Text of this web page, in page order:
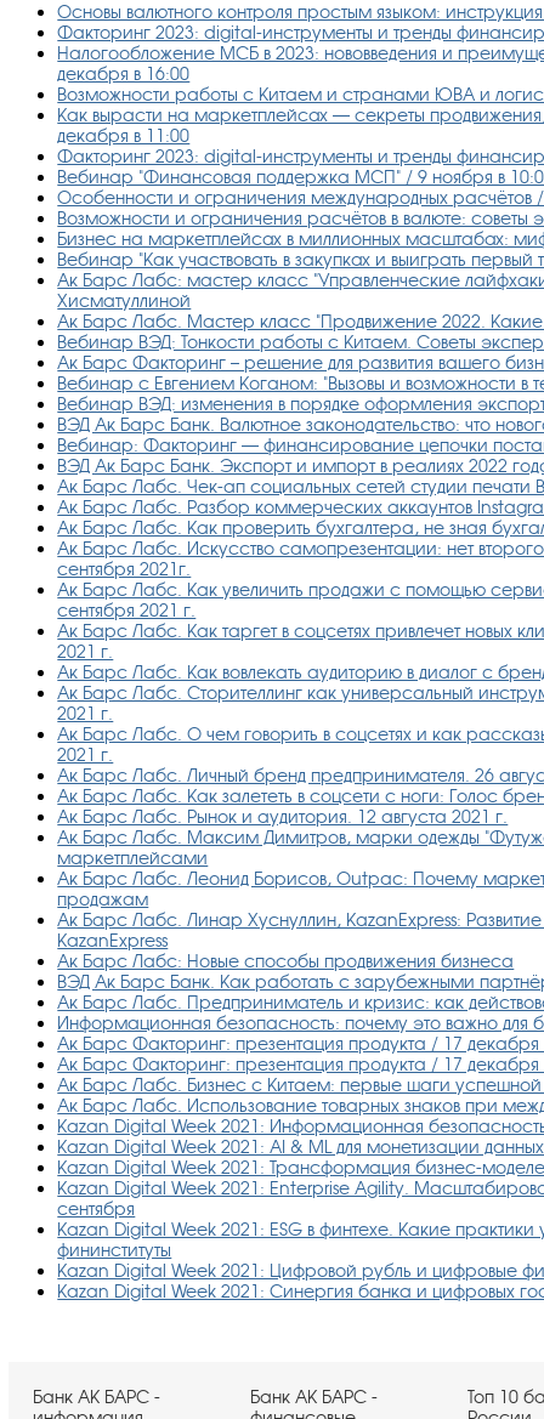
Основы валютного контроля простым языком:
Факторинг 2023: digital-инструменты и тренды
Налогообложение МСБ в 2023: нововведения и
декабря в 16:00
Возможности работы с Китаем и странами ЮВА и
Как вырасти на маркетплейсах — секреты
декабря в 11:00
Факторинг 2023: digital-инструменты и тренды
Вебинар "Финансовая поддержка МСП" / 9 ноября в
Особенности и ограничения международных расчётов /
Возможности и ограничения расчётов в валюте: советы
Бизнес на маркетплейсах в миллионных масштабах:
Вебинар "Как участвовать в закупках и выиграть первый
Ак Барс Лабс: мастер класс "Управленческие
Хисматуллиной
Ак Барс Лабс. Мастер класс "Продвижение 2022. Какие
Вебинар ВЭД: Тонкости работы с Китаем. Советы
Ак Барс Факторинг – решение для развития вашего
Вебинар с Евгением Коганом: "Вызовы и возможности в
Вебинар ВЭД: изменения в порядке оформления
ВЭД Ак Барс Банк. Валютное законодательство: что
Вебинар: Факторинг — финансирование цепочки
ВЭД Ак Барс Банк. Экспорт и импорт в реалиях 2022
Ак Барс Лабс. Чек-ап социальных сетей студии печати
Ак Барс Лабс. Разбор коммерческих аккаунтов
Ак Барс Лабс. Как проверить бухгалтера, не зная
Ак Барс Лабс. Искусство самопрезентации: нет
сентября 2021г.
Ак Барс Лабс. Как увеличить продажи с помощью
сентября 2021 г.
Ак Барс Лабс. Как таргет в соцсетях привлечет новых
2021 г.
Ак Барс Лабс. Как вовлекать аудиторию в диалог с
Ак Барс Лабс. Сторителлинг как универсальный
2021 г.
Ак Барс Лабс. О чем говорить в соцсетях и как
2021 г.
Ак Барс Лабс. Личный бренд предпринимателя. 26
Ак Барс Лабс. Как залететь в соцсети с ноги: Голос
Ак Барс Лабс. Рынок и аудитория. 12 августа 2021 г.
Ак Барс Лабс. Максим Димитров, марки одежды
маркетплейсами
Ак Барс Лабс. Леонид Борисов, Outpac: Почему
продажам
Ак Барс Лабс. Линар Хуснуллин, KazanExpress:
KazanExpress
Ак Барс Лабс: Новые способы продвижения бизнеса
ВЭД Ак Барс Банк. Как работать с зарубежными
Ак Барс Лабс. Предприниматель и кризис: как
Информационная безопасность: почему это важно для
Ак Барс Факторинг: презентация продукта / 17 декабря
Ак Барс Факторинг: презентация продукта / 17 декабря
Ак Барс Лабс. Бизнес с Китаем: первые шаги успешной
Ак Барс Лабс. Использование товарных знаков при
Kazan Digital Week 2021: Информационная
Kazan Digital Week 2021: AI & ML для монетизации
Kazan Digital Week 2021: Трансформация бизнес-
Kazan Digital Week 2021: Enterprise Agility.
сентября
Kazan Digital Week 2021: ESG в финтехе. Какие практики
фининституты
Kazan Digital Week 2021: Цифровой рубль и цифровые
Kazan Digital Week 2021: Синергия банка и цифровых
Банк АК БАРС -
Банк АК БАРС -
Топ 10